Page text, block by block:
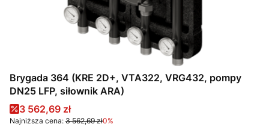
Brygada 364 (KRE 2D+, VTA322, VRG432, pompy
DN25 LFP, siłownik ARA)
Cena promocyjna
3 562,69 zł
Najniższa cena: 3 562,69 zł0%